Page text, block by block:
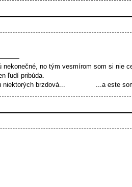
no tým vesmírom som si nie
ľudí pribúda.
u niektorých brzdová... ...a este som